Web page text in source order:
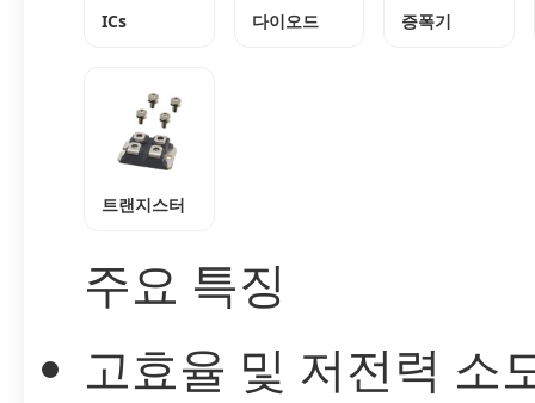
ICs 다이오드 증폭기
트랜지스터
주요 특징
고효율 및 저전력 소